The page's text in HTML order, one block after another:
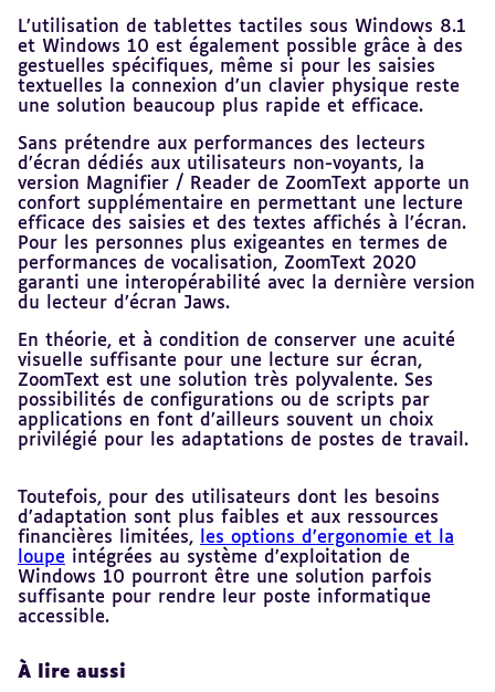
L’utilisation de tablettes tactiles sous Windows 8.1
et Windows 10 est également possible grâce à des
gestuelles spécifiques, même si pour les saisies
textuelles la connexion d’un clavier physique reste
une solution beaucoup plus rapide et efficace.
Sans prétendre aux performances des lecteurs
d’écran dédiés aux utilisateurs non-voyants, la
version Magnifier / Reader de ZoomText apporte un
confort supplémentaire en permettant une lecture
efficace des saisies et des textes affichés à l’écran.
Pour les personnes plus exigeantes en termes de
performances de vocalisation, ZoomText 2020
garanti une interopérabilité avec la dernière version
du lecteur d’écran Jaws.
En théorie, et à condition de conserver une acuité
visuelle suffisante pour une lecture sur écran,
ZoomText est une solution très polyvalente. Ses
possibilités de configurations ou de scripts par
applications en font d’ailleurs souvent un choix
privilégié pour les adaptations de postes de travail.
Toutefois, pour des utilisateurs dont les besoins
d’adaptation sont plus faibles et aux ressources
financières limitées,
les options d’ergonomie et la
loupe intégrées au système d’exploitation de
Windows 10 pourront être une solution parfois
suffisante pour rendre leur poste informatique
accessible.
À lire aussi